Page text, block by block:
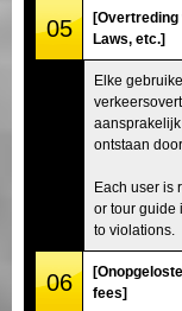
05
[Overtreding
Laws, etc.]
Elke
ontstaan
Each user is
or tour guide
to violations.
06
fees]